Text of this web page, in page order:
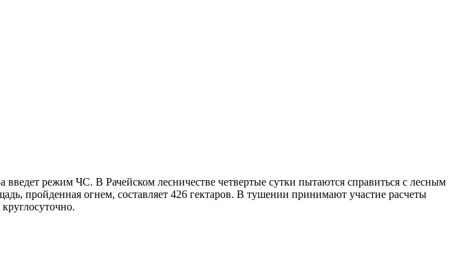
режим ЧС. В Рачейском лесничестве четвертые сутки пытаются справиться с лесным
пройденная огнем, составляет 426 гектаров. В тушении принимают участие расчеты